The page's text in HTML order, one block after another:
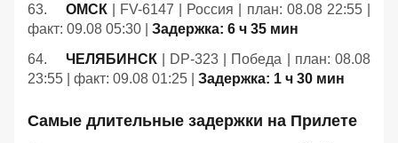
63. ОМСК| FV-6147 | Россия | план: 08.08 22:55 |
факт: 09.08 05:30 | Задержка: 6 ч 35 мин
64. ЧЕЛЯБИНСК| DP-323 | Победа | план: 08.08
23:55 | факт: 09.08 01:25 | Задержка: 1 ч 30 мин
Самые длительные задержки на Прилете